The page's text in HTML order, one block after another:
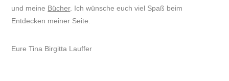
und meine Bücher. Ich wünsche euch viel Spaß beim
Entdecken meiner Seite.
Eure Tina Birgitta Lauffer